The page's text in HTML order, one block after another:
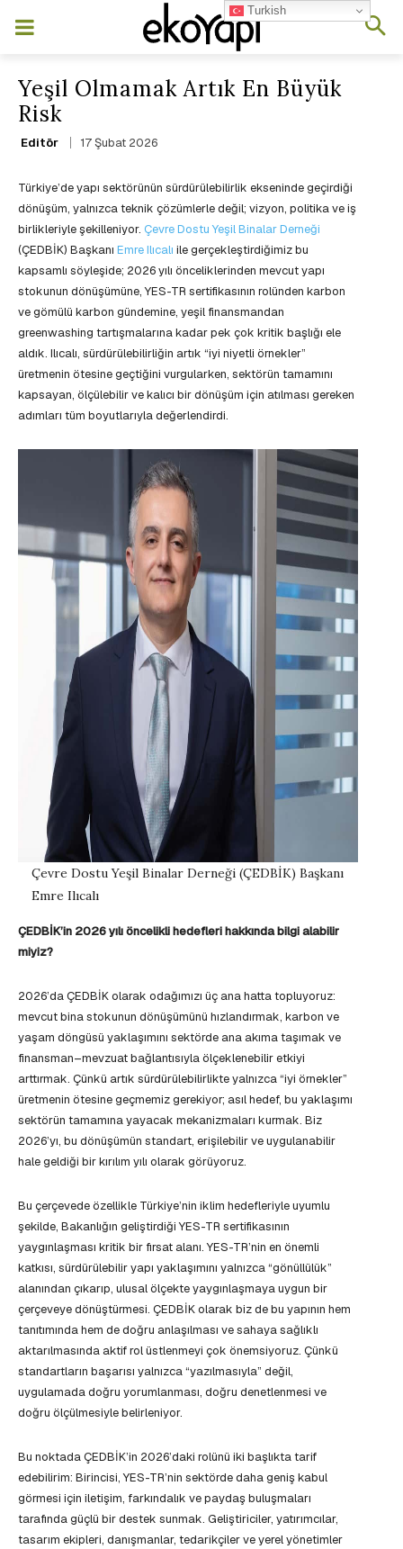
Yeşil Olmamak Artık En Büyük
Risk
Editör 17 Şubat 2026
Türkiye’de yapı sektörünün sürdürülebilirlik ekseninde geçirdiği
dönüşüm, yalnızca teknik çözümlerle değil; vizyon, politika ve iş
birlikleriyle şekilleniyor. Çevre Dostu Yeşil Binalar Derneği
(ÇEDBİK) Başkanı Emre Ilıcalı ile gerçekleştirdiğimiz bu
kapsamlı söyleşide; 2026 yılı önceliklerinden mevcut yapı
stokunun dönüşümüne, YES-TR sertifikasının rolünden karbon
ve gömülü karbon gündemine, yeşil finansmandan
greenwashing tartışmalarına kadar pek çok kritik başlığı ele
aldık. Ilıcalı, sürdürülebilirliğin artık “iyi niyetli örnekler”
üretmenin ötesine geçtiğini vurgularken, sektörün tamamını
kapsayan, ölçülebilir ve kalıcı bir dönüşüm için atılması gereken
adımları tüm boyutlarıyla değerlendirdi.
Çevre Dostu Yeşil Binalar Derneği (ÇEDBİK) Başkanı
Emre Ilıcalı
ÇEDBİK’in 2026 yılı öncelikli hedefleri hakkında bilgi alabilir
miyiz?
2026’da ÇEDBİK olarak odağımızı üç ana hatta topluyoruz:
mevcut bina stokunun dönüşümünü hızlandırmak, karbon ve
yaşam döngüsü yaklaşımını sektörde ana akıma taşımak ve
finansman–mevzuat bağlantısıyla ölçeklenebilir etkiyi
arttırmak. Çünkü artık sürdürülebilirlikte yalnızca “iyi örnekler”
üretmenin ötesine geçmemiz gerekiyor; asıl hedef, bu yaklaşımı
sektörün tamamına yayacak mekanizmaları kurmak. Biz
2026’yı, bu dönüşümün standart, erişilebilir ve uygulanabilir
hale geldiği bir kırılım yılı olarak görüyoruz.
Bu çerçevede özellikle Türkiye’nin iklim hedefleriyle uyumlu
şekilde, Bakanlığın geliştirdiği YES-TR sertifikasının
yaygınlaşması kritik bir fırsat alanı. YES-TR’nin en önemli
katkısı, sürdürülebilir yapı yaklaşımını yalnızca “gönüllülük”
alanından çıkarıp, ulusal ölçekte yaygınlaşmaya uygun bir
çerçeveye dönüştürmesi. ÇEDBİK olarak biz de bu yapının hem
tanıtımında hem de doğru anlaşılması ve sahaya sağlıklı
aktarılmasında aktif rol üstlenmeyi çok önemsiyoruz. Çünkü
standartların başarısı yalnızca “yazılmasıyla” değil,
uygulamada doğru yorumlanması, doğru denetlenmesi ve
doğru ölçülmesiyle belirleniyor.
Bu noktada ÇEDBİK’in 2026’daki rolünü iki başlıkta tarif
edebilirim: Birincisi, YES-TR’nin sektörde daha geniş kabul
görmesi için iletişim, farkındalık ve paydaş buluşmaları
tarafında güçlü bir destek sunmak. Geliştiriciler, yatırımcılar,
tasarım ekipleri, danışmanlar, tedarikçiler ve yerel yönetimler
Turkish